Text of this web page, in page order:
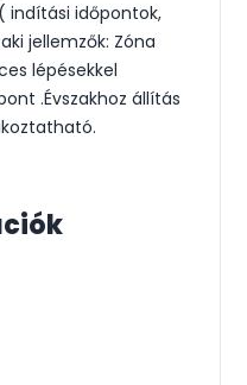
indítási időpontok,
jellemzők: Zóna
lépésekkel
.Évszakhoz állítás